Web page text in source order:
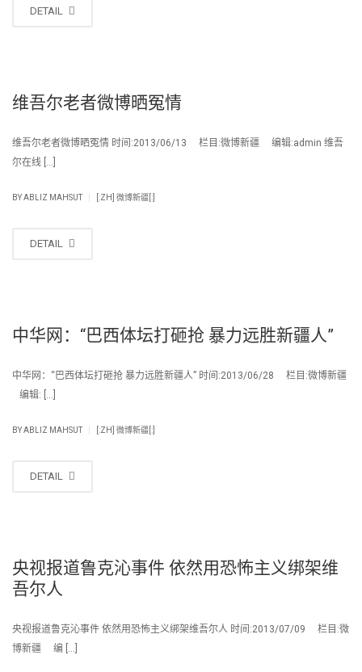
DETAIL
维吾尔老者微博晒冤情
维吾尔老者微博晒冤情 时间:2013/06/13 栏目:微博新疆 编辑:admin 维吾
尔在线 […]
BYABLIZ MAHSUT [:ZH] 微博新疆[:]
DETAIL
中华网：“巴西体坛打砸抢 暴力远胜新疆人”
中华网：“巴西体坛打砸抢 暴力远胜新疆人” 时间:2013/06/28 栏目:微博新疆
编辑: […]
BYABLIZ MAHSUT [:ZH] 微博新疆[:]
DETAIL
央视报道鲁克沁事件 依然用恐怖主义绑架维
吾尔人
央视报道鲁克沁事件 依然用恐怖主义绑架维吾尔人 时间:2013/07/09 栏目:微
博新疆 编 […]